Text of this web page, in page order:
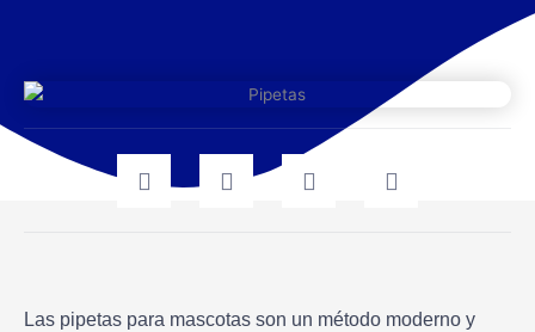
Las pipetas para mascotas son un método moderno y